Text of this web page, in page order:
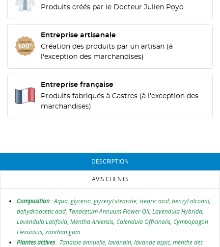
Produits créés par le Docteur Julien Poyo
Entreprise artisanale
Création des produits par un artisan (à
l'exception des marchandises)
Entreprise française
Produits fabriqués à Castres (à l'exception des
marchandises)
DESCRIPTION
AVIS CLIENTS
Composition:Aqua, glycerin, glyceryl stearate, stearic acid, benzyl alcohol,
dehydroacetic acid, Tanacetum Annuum Flower Oil, Lavendula Hybrida,
Lavendula Latifolia, Mentha Arvensis, Calendula Officinalis, Cymbopogon
Flexuosus, xanthan gum
Plantes actives: Tanaisie annuelle, lavandin, lavande aspic, menthe des
add_circle_outline Créer une nouvelle liste
CRÉER UNE LISTE D'ENVIES
Créer une liste d'envies
CONNEXION
Annuler Connexion